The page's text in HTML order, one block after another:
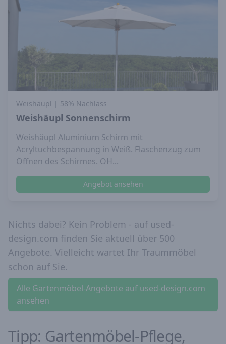
Weishäupl | 58% Nachlass
Weishäupl Sonnenschirm
Weishäupl Aluminium Schirm mit
Acryltuchbespannung in Weiß. Flaschenzug zum
Öffnen des Schirmes. OH...
Angebot ansehen
Nichts dabei? Kein Problem - auf used-
design.com finden Sie aktuell über 500
Angebote. Vielleicht wartet Ihr Traummöbel
schon auf Sie.
Alle Gartenmöbel-Angebote auf used-design.com
ansehen
Tipp: Gartenmöbel-Pflege,